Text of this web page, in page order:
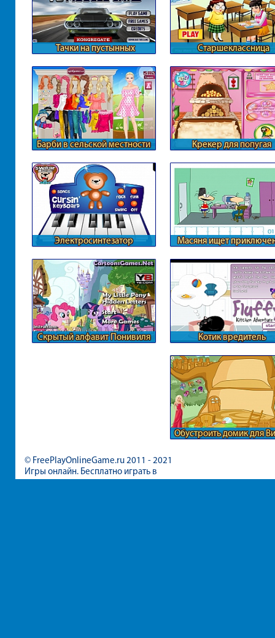
Тачки на пустынных
Старшеклассница
Барби в сельской местности Крекер для попугая
Электросинтезатор Масяня ищет
Скрытый алфавит Понивиля Котик вредитель
Обустроить домик для
© FreePlayOnlineGame.ru 2011 - 2021
Игры онлайн. Бесплатно играть в
игры для девочек и мальчиков